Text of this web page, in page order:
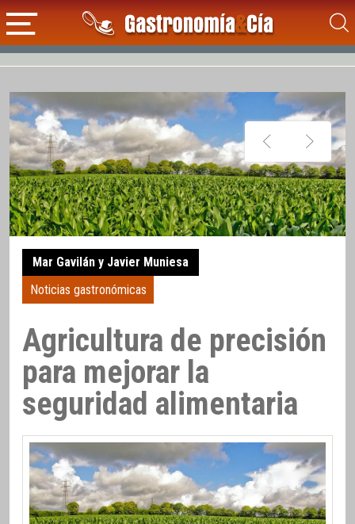
Mar Gavilán y Javier Muniesa
Noticias gastronómicas
Agricultura de precisión
para mejorar la
seguridad alimentaria